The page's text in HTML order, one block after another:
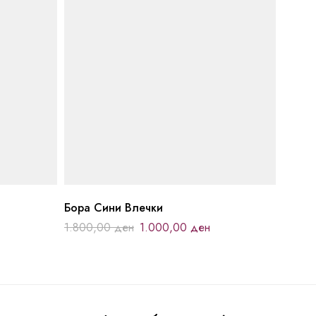
Бора Сини Влечки
1.800,00ден 1.000,00 ден